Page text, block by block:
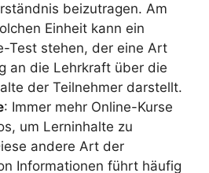
beizutragen. Am
Einheit kann ein
Test stehen, der eine Art
an die Lehrkraft über die
der Teilnehmer darstellt.
: Immer mehr Online-Kurse
um Lerninhalte zu
andere Art der
Informationen führt häufig